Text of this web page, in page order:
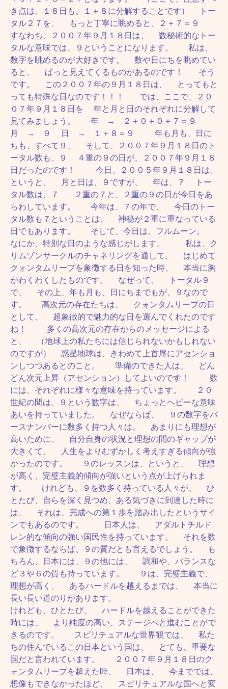
き点は、１８日も、１＋８に分解することです） トー
タル２７を、 もっと丁寧に眺めると、２＋７＝９
すなわち、２００７年９月１８日は、 数秘術的なトー
タルな意味では、９ということになります。 私は、
数字を眺めるのが大好きです。 数や日にちを眺めてい
ると、 ぱっと見えてくるものがあるのです！ そう
です。 この２００７年の９月１８日は、 とってもと
っても特殊な日なのです！！！ では、ここで、２０
０７年９月１８日を 年と月と日のそれぞれに分解して
見てみましょう。 年 → ２＋０＋０＋７＝９
月 → ９ 日 → １＋８＝９ 年も月も、日に
ちも、すべて９、 そして、２００７年９月１８日のト
ータル数も、９ ４重の９の日が、２００７年９月１８
日だったのです！ 今日、２００５年９月１８日は、
というと、 月と日は、９ですが、 年は、７ トー
タル数は、７ ２重の７と、２重の９の日が今日をあ
らわしています。 今年は、７の年で、 今日のトー
タル数も７ということは、 神秘が２重に重なっている
日でもあります。 そして、今日は、フルムーン。
なにか、特別な日のような感じがします。 私は、ク
リムゾンサークルのチャネリングを通して、 はじめて
クォンタムリープを象徴する日を知った時、 本当に胸
がわくわくしたものです。 なぜって、 トータル９
で、 その上、年も月も、日にちまでもが、９なので
す。 高次元の存在たちは、 クォンタムリープの日
として、 超象徴的で魅力的な日を選んでくれたのです
ね！ 多くの高次元の存在からのメッセージによる
と、 （地球上の私たちには信じられないかもしれない
のですが） 惑星地球は、きわめて上首尾にアセンショ
ンしつつあるとのこと。 準備のできた人は、 どん
どん次元上昇（アセンション）してよいのです！ 数
には、それぞれに様々な意味を持っています。 ２０
世紀の間は、９という数字は、 ちょっとヘビーな意味
あいを持っていました。 なぜならば、 ９の数字をバ
ースナンバーに数多く持つ人々は、 あまりにも理想が
高いために、 自分自身の状況と理想の間のギャップが
大きくて、 人生をよりむずかしく考えすぎる傾向が強
かったのです。 ９のレッスンは、というと、 理想
が高く、完璧主義的傾向が強いという点が上げられま
す。 けれども、９を数多く持っている人々が、 ひ
とたび、自らを深く見つめ、ある気づきに到達した時に
は、 それは、完成への第１歩を踏み出したというサイ
ンでもあるのです。 日本人は、 アダルトチルド
レン的な傾向の強い国民性を持っています。 それを数
で象徴するならば、９の質だとも言えるでしょう。 も
ちろん、日本には、９の他には、 調和や、バランスな
ど３や６の質も持っています。 ９は、完璧主義で、
理想が高く、 あるハードルを越えるまでは、 本当に
長い長い道のりがあります。
けれども、ひとたび、 ハードルを越えることができた
時には、 より純度の高い、ステージへと進むことがで
きるのです。 スピリチュアルな世界観では、 私た
ちの住んでいるこの日本という国は、 とても、重要な
国だと言われています。 ２００７年９月１８日のク
ォンタムリープを超えた時、 日本は、 今まででは、
想像もできなかったほど、 スピリチュアルな国へと変